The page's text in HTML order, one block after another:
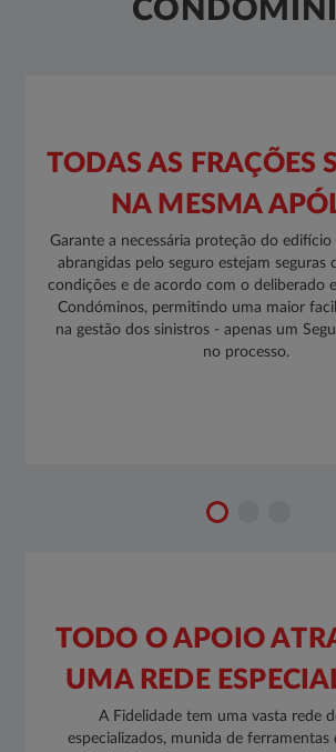
TODAS AS FRAÇÕES
NA MESMA
Garante a necessária proteção do edifício
abrangidas pelo seguro estejam seguras
condições e de acordo com o deliberado
Condóminos, permitindo uma maior
na gestão dos sinistros - apenas um
no processo. ​
TODO O APOIO
UMA REDE
​A Fidelidade tem uma vasta rede
especializados, munida de